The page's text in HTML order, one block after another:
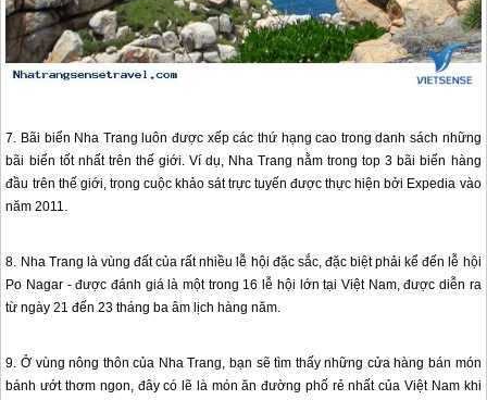
7. Bãi biển Nha Trang luôn được xếp các thứ hạng cao trong danh sách những
bãi biển tốt nhất trên thế giới. Ví dụ, Nha Trang nằm trong top 3 bãi biển hàng
đầu trên thế giới, trong cuộc khảo sát trực tuyến được thực hiện bởi Expedia vào
năm 2011.
8. Nha Trang là vùng đất của rất nhiều lễ hội đặc sắc, đặc biệt phải kể đến lễ hội
Po Nagar - được đánh giá là một trong 16 lễ hội lớn tại Việt Nam, được diễn ra
từ ngày 21 đến 23 tháng ba âm lịch hàng năm.
9. Ở vùng nông thôn của Nha Trang, bạn sẽ tìm thấy những cửa hàng bán món
bánh ướt thơm ngon, đây có lẽ là món ăn đường phố rẻ nhất của Việt Nam khi